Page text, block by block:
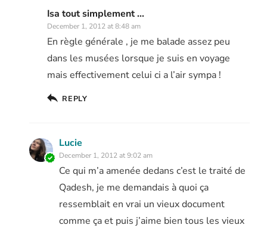
Isa tout simplement ...
December 1, 2012 at 8:48 am
En règle générale , je me balade assez peu
dans les musées lorsque je suis en voyage
mais effectivement celui ci a l’air sympa !
REPLY
Lucie
December 1, 2012 at 9:02 am
Ce qui m’a amenée dedans c’est le traité de
Qadesh, je me demandais à quoi ça
ressemblait en vrai un vieux document
comme ça et puis j’aime bien tous les vieux